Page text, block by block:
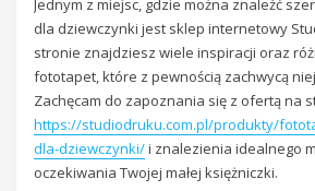
dla dziewczynki jest sklep internetowy
stronie znajdziesz wiele inspiracji oraz
fototapet, które z pewnością zachwycą
Zachęcam do zapoznania się z ofertą na
https://studiodruku.com.pl/produkty/
dla-dziewczynki/i znalezienia idealnego
oczekiwania Twojej małej księżniczki.